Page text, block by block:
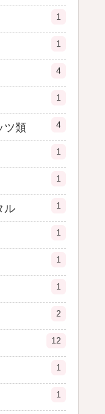
1
1
4
1
ツ類 4
1
1
ル 1
1
1
1
2
12
1
1